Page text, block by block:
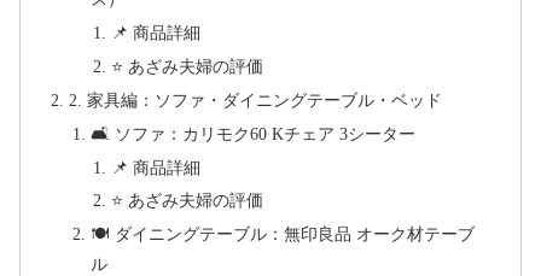
📌 商品詳細
⭐ あざみ夫婦の評価
2. 家具編：ソファ・ダイニングテーブル・ベッド
🛋️ ソファ：カリモク60 Kチェア 3シーター
📌 商品詳細
⭐ あざみ夫婦の評価
🍽️ ダイニングテーブル：無印良品 オーク材テーブ
ル